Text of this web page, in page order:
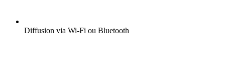
Diffusion via Wi-Fi ou Bluetooth